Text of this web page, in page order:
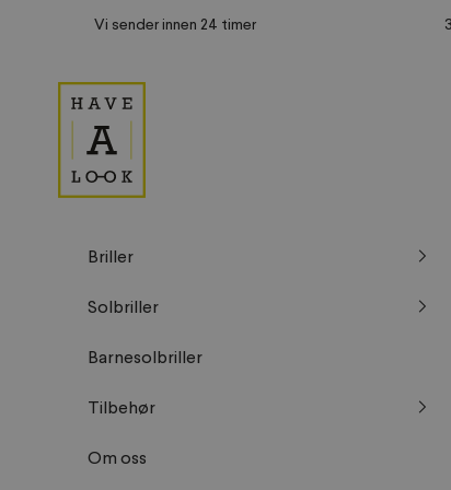
Hopp til innholdVi sender innen 24 timer
Have A Look NO
Briller
Solbriller
Barnesolbriller
Tilbehør
Om oss